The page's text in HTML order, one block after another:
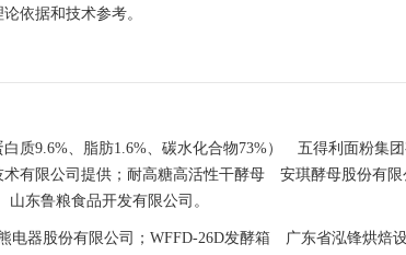
依据和技术参考。
质9.6%、脂肪1.6%、碳水化合物73%） 五得利面粉集
有限公司提供；耐高糖高活性干酵母 安琪酵母股份有限
东鲁粮食品开发有限公司。
电器股份有限公司；WFFD-26D发酵箱 广东省泓锋烘